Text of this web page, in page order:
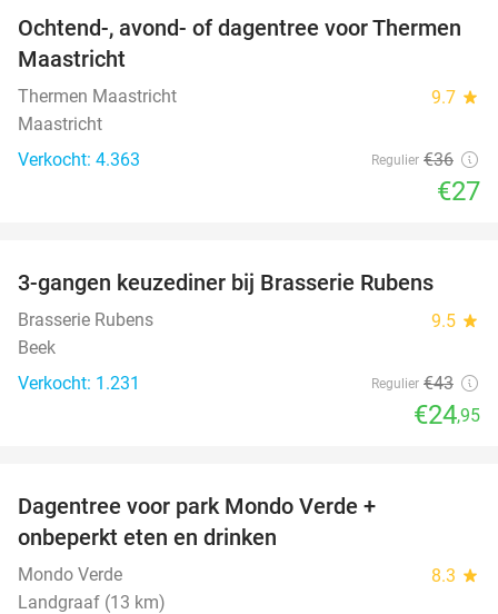
25%
Ochtend-, avond- of dagentree voor Thermen
Maastricht
Thermen Maastricht 9.7 star
Maastricht
Verkocht: 4.363
Regulier €36
€27
42%
3-gangen keuzediner bij Brasserie Rubens
Brasserie Rubens 9.5 star
Beek
Verkocht: 1.231
Regulier €43
€24,95
Dagentree voor park Mondo Verde +
onbeperkt eten en drinken
Mondo Verde 8.3 star
Landgraaf (13 km)